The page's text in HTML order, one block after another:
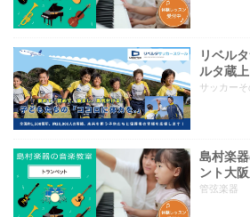
リベル
ルタ蔵
サッカー
島村楽
ント大
管弦楽器